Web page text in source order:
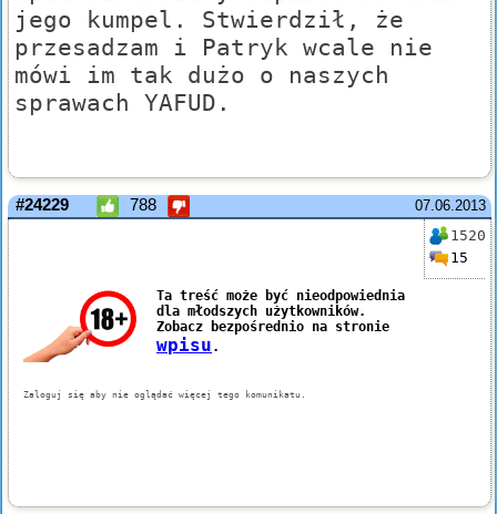
jego kumpel. Stwierdził, że
przesadzam i Patryk wcale nie
mówi im tak dużo o naszych
sprawach YAFUD.
07.06.2013
#24229 788
1520
15